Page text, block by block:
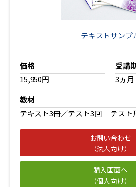
テキストサンプ
価格
15,950円
受講
3ヵ月
教材
テキスト3冊／テスト3回 テスト
お問い合わせ
（法人向け）
購入画面へ
（個人向け）